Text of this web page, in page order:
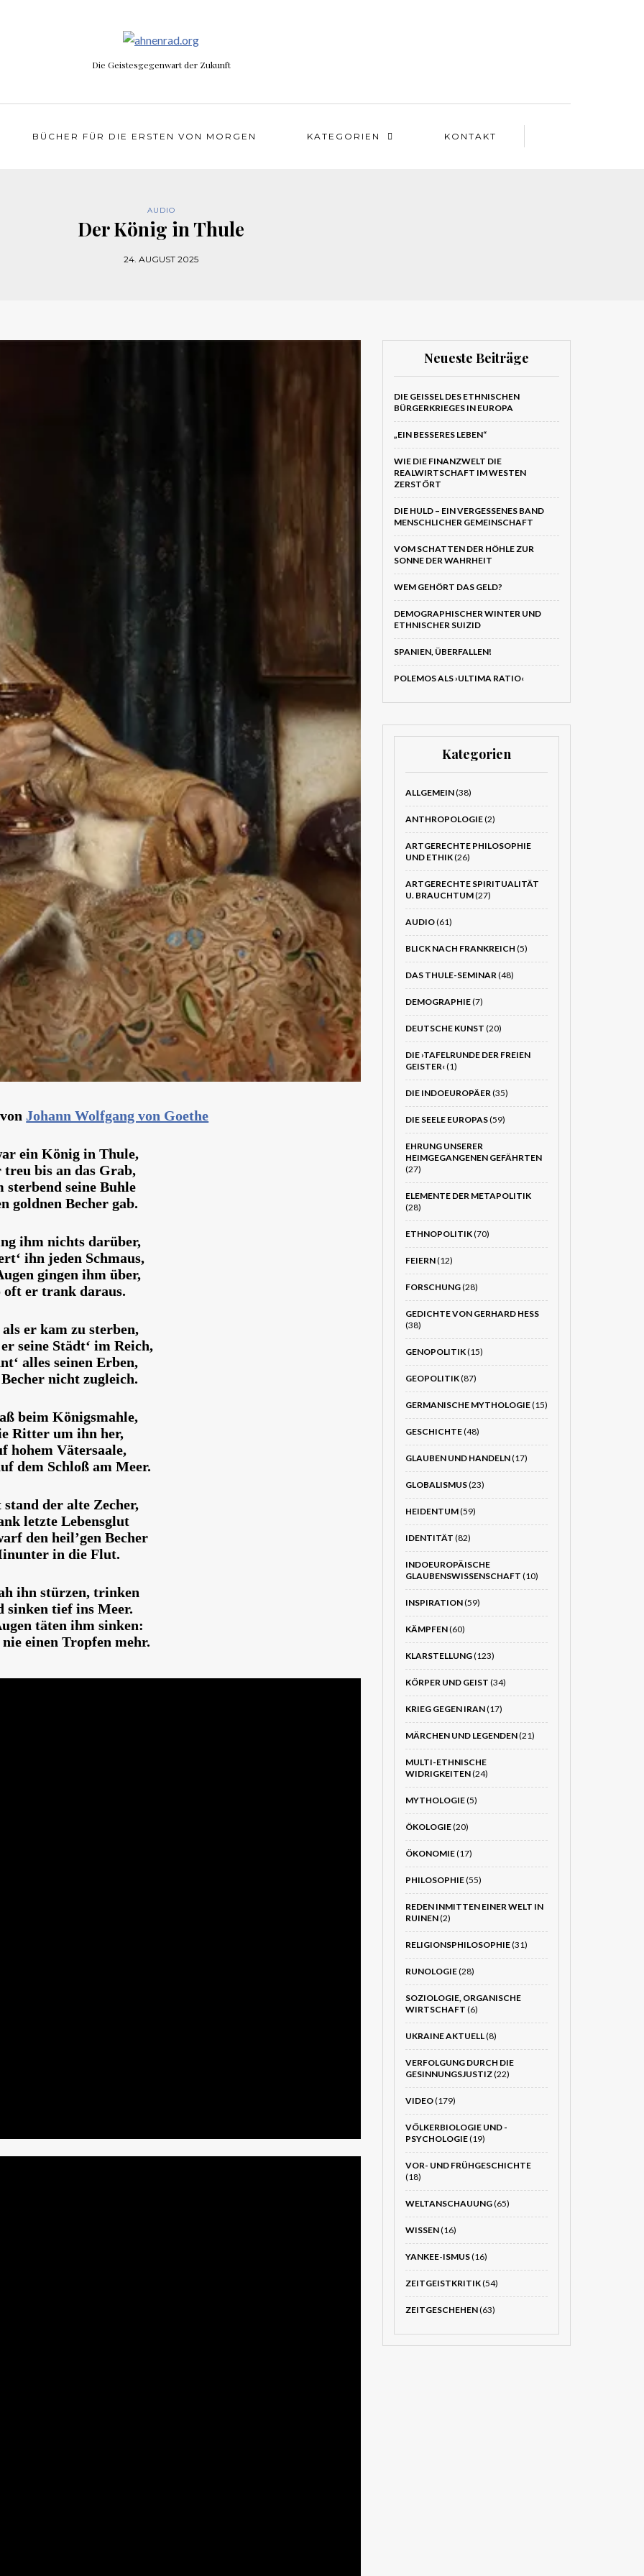
Die Geistesgegenwart der Zukunft
BÜCHER FÜR DIE ERSTEN VON MORGEN KATEGORIEN KONTAKT
AUDIO
Der König in Thule
24. AUGUST 2025
Johann Wolfgang von Goethe
ein König in Thule,
treu bis an das Grab,
sterbend seine Buhle
goldnen Becher gab.
ihm nichts darüber,
ihn jeden Schmaus,
gingen ihm über,
oft er trank daraus.
er kam zu sterben,
seine Städt‘ im Reich,
alles seinen Erben,
nicht zugleich.
beim Königsmahle,
Ritter um ihn her,
hohem Vätersaale,
dem Schloß am Meer.
der alte Zecher,
letzte Lebensglut
den heil’gen Becher
in die Flut.
ihn stürzen, trinken
sinken tief ins Meer.
täten ihm sinken:
einen Tropfen mehr.
Neueste Beiträge
DIE GEISSEL DES ETHNISCHEN B
ÜRGERKRIEGES IN EUROPA
„EIN BESSERES LEBEN“
WIE DIE FINANZWELT DIE
REALWIRTSCHAFT IM WESTEN
ZERSTÖRT
DIE HULD – EIN VERGESSENES BAND
MENSCHLICHER GEMEINSCHAFT
VOM SCHATTEN DER HÖHLE ZUR
SONNE DER WAHRHEIT
WEM GEHÖRT DAS GELD?
DEMOGRAPHISCHER WINTER UND
ETHNISCHER SUIZID
SPANIEN, ÜBERFALLEN!
POLEMOS ALS ›ULTIMA RATIO‹
Kategorien
ALLGEMEIN(38)
ANTHROPOLOGIE(2)
ARTGERECHTE PHILOSOPHIE
UND ETHIK(26)
ARTGERECHTE SPIRITUALITÄT
U. BRAUCHTUM(27)
AUDIO(61)
BLICK NACH FRANKREICH (5)
DAS THULE-SEMINAR(48)
DEMOGRAPHIE(7)
DEUTSCHE KUNST (20)
DIE ›TAFELRUNDE DER FREIEN
GEISTER‹(1)
DIE INDOEUROPÄER(35)
DIE SEELE EUROPAS(59)
EHRUNG UNSERER
HEIMGEGANGENEN GEFÄHRTEN
(27)
ELEMENTE DER METAPOLITIK
(28)
ETHNOPOLITIK(70)
FEIERN(12)
FORSCHUNG(28)
GEDICHTE VON GERHARD HESS
(38)
GENOPOLITIK(15)
GEOPOLITIK(87)
GERMANISCHE MYTHOLOGIE(15)
GESCHICHTE(48)
GLAUBEN UND HANDELN(17)
GLOBALISMUS(23)
HEIDENTUM(59)
IDENTITÄT (82)
INDOEUROPÄISCHE
GLAUBENSWISSENSCHAFT (10)
INSPIRATION(59)
KÄMPFEN(60)
KLARSTELLUNG(123)
KÖRPER UND GEIST (34)
KRIEG GEGEN IRAN(17)
MÄRCHEN UND LEGENDEN(21)
MULTI-ETHNISCHE
WIDRIGKEITEN(24)
MYTHOLOGIE(5)
ÖKOLOGIE(20)
ÖKONOMIE(17)
PHILOSOPHIE(55)
REDEN INMITTEN EINER WELT IN
RUINEN(2)
RELIGIONSPHILOSOPHIE(31)
RUNOLOGIE(28)
SOZIOLOGIE, ORGANISCHE
WIRTSCHAFT (6)
UKRAINE AKTUELL(8)
VERFOLGUNG DURCH DIE
GESINNUNGSJUSTIZ(22)
VIDEO(179)
VÖLKERBIOLOGIE UND -
PSYCHOLOGIE(19)
VOR- UND FRÜHGESCHICHTE
(18)
WELTANSCHAUUNG(65)
WISSEN(16)
YANKEE-ISMUS(16)
ZEITGEISTKRITIK(54)
ZEITGESCHEHEN(63)